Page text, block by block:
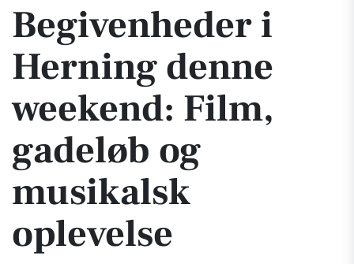
Begivenheder i
Herning denne
weekend: Film,
gadeløb og
musikalsk
oplevelse